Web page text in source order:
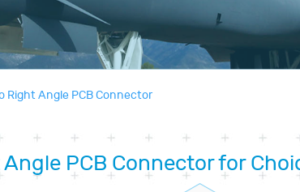
Right Angle PCB Connector
PCB Connector for